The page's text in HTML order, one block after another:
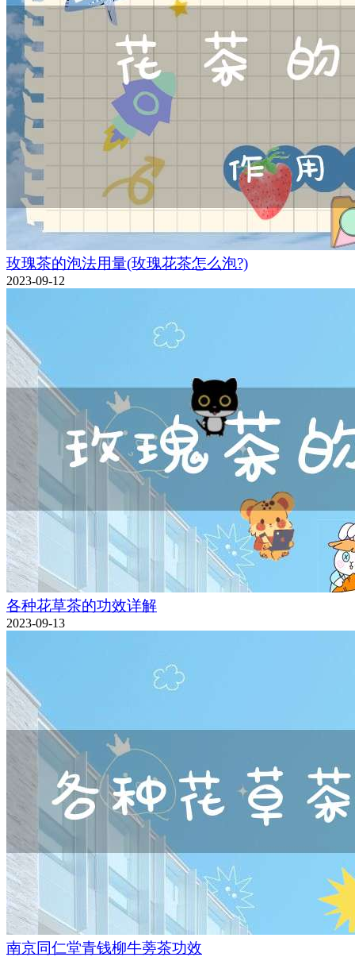
玫瑰茶的泡法用量(玫瑰花茶怎么泡?)
2023-09-12
各种花草茶的功效详解
2023-09-13
南京同仁堂青钱柳牛蒡茶功效